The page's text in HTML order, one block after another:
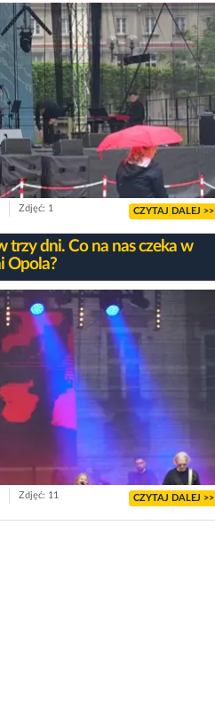
Zdjęć: 1 CZYTAJ DALEJ >>
trzy dni. Co na nas czeka w
Opola?
Zdjęć: 11 CZYTAJ DALEJ >>